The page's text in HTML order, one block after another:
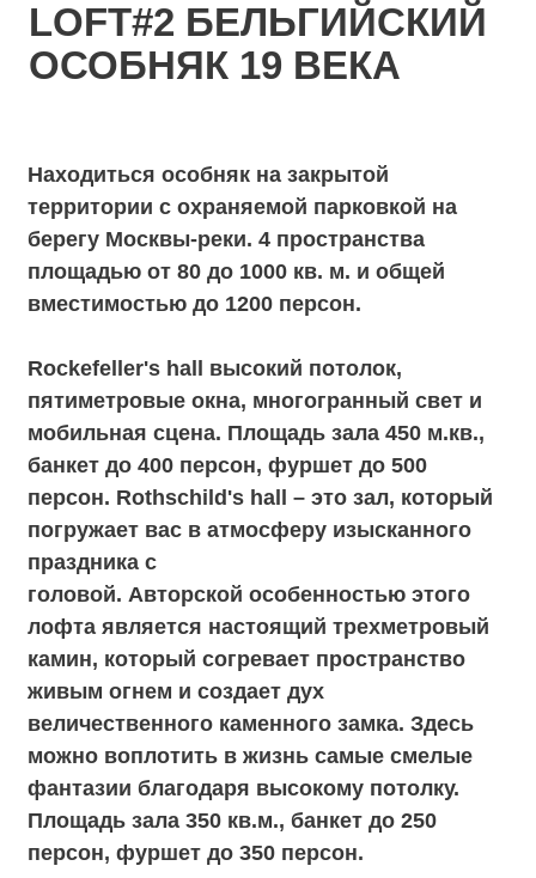
персон. Rothschild's hall – это зал, который
погружает вас в атмосферу изысканного
праздника с
живым огнем и создает дух
величественного каменного замка. Здесь
можно воплотить в жизнь самые смелые
фантазии благодаря высокому потолку.
Площадь зала 350 кв.м., банкет до 250
персон, фуршет до 350 персон.
Backyard – роскошный зал с
историей. Однотонные стены, теплый свет
от красивых люстр и сцена помогут вашему
мероприятию пройти на высшем уровне.
Большим плюсом этого лофта является
закрытый внутренний двор. Здесь можно
выездной церемонии. Площадь зала 250
кв.м., банкет до 120 перосн, фуршет до 180
персон.
Contrabanda – натуральные ткани,
уличной мебелью и качелями в окружении
вечнозеленых елей. Все пространство
напоминает домик художника. Площадь
зала 80 кв. м., банкет до 30 персон, фуршет